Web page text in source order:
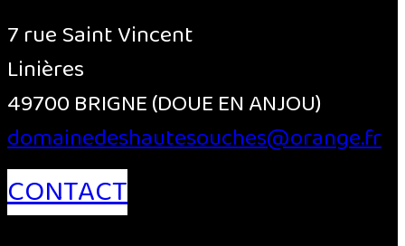
7 rue Saint Vincent
Linières
49700 BRIGNE (DOUE EN ANJOU)
domainedeshautesouches@orange.fr
CONTACT